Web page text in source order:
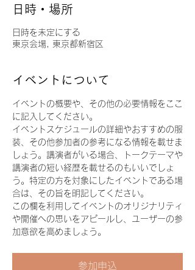
日時・場所
日時を未定にする
東京会場, 東京都新宿区
イベントについて
イベントの概要や、その他の必要情報をここ
に記入してください。
イベントスケジュールの詳細やおすすめの服
装、その他参加者の参考になる情報を載せま
しょう。講演者がいる場合、トークテーマや
講演者の短い経歴を載せるのもいいでしょ
う。特定の方を対象にしたイベントである場
合は、その旨を明記してください。
この欄を利用してイベントのオリジナリティ
や開催への思いをアピールし、ユーザーの参
加意欲を高めましょう。
参加申込